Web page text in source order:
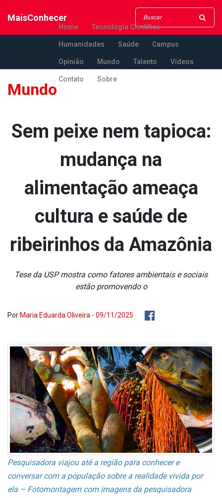
MaisConhecer
Home Tecnologia Científica
Humanidades Saúde Campus
Opinião Mundo Talento Vídeos
Contato Sobre
Mundo
Sem peixe nem tapioca:
mudança na
alimentação ameaça
cultura e saúde de
ribeirinhos da Amazônia
Tese da USP mostra como fatores ambientais e sociais
estão promovendo o
Por Maria Eduarda Oliveira - 09/11/2025
Pesquisadora viajou até a região para conhecer e
conversar com a população sobre a realidade vivida por
ela – Fotomontagem com imagens da pesquisadora